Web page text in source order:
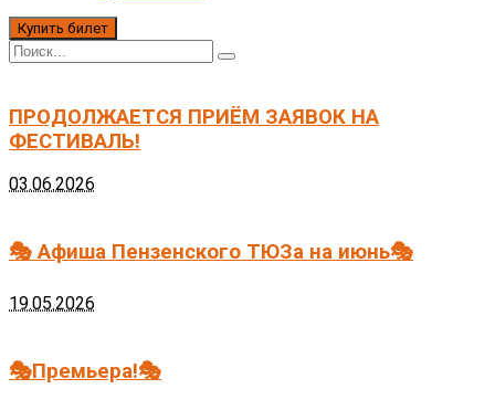
Купить билет
ПРОДОЛЖАЕТСЯ ПРИЁМ ЗАЯВОК НА
ФЕСТИВАЛЬ!
03.06.2026
🎭 Афиша Пензенского ТЮЗа на июнь🎭
19.05.2026
🎭Премьера!🎭